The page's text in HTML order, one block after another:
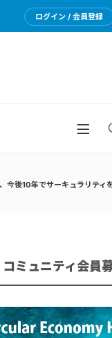
ログイン / 会員登録
今後10年でサーキュラリティ
ミュニティ会員